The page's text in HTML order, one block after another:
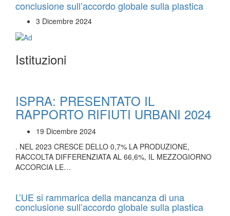
conclusione sull’accordo globale sulla plastica
3 Dicembre 2024
Istituzioni
ISPRA: PRESENTATO IL
RAPPORTO RIFIUTI URBANI 2024
19 Dicembre 2024
. NEL 2023 CRESCE DELLO 0,7% LA PRODUZIONE,
RACCOLTA DIFFERENZIATA AL 66,6%, IL MEZZOGIORNO
ACCORCIA LE…
L’UE si rammarica della mancanza di una
conclusione sull’accordo globale sulla plastica